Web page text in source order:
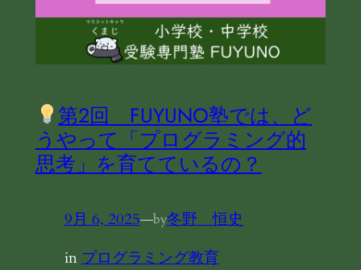
第2回 FUYUNO塾では、ど
うやって「プログラミング的
思考」を育てているの？
9月 6, 2025—by冬野 恒史
in プログラミング教育